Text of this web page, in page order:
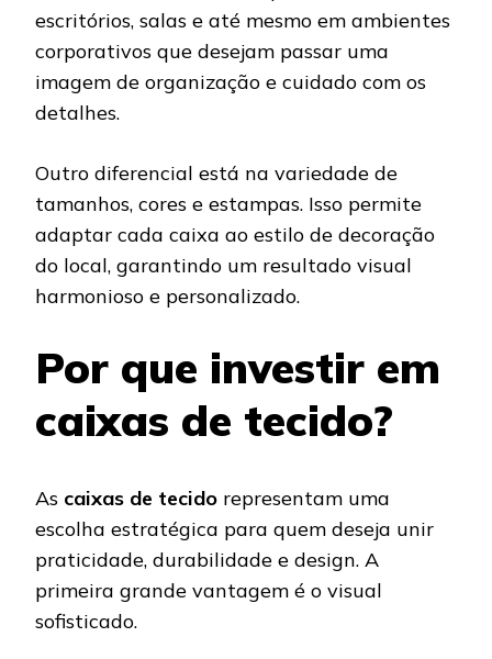
escritórios, salas e até mesmo em ambientes
corporativos que desejam passar uma
imagem de organização e cuidado com os
detalhes.
Outro diferencial está na variedade de
tamanhos, cores e estampas. Isso permite
adaptar cada caixa ao estilo de decoração
do local, garantindo um resultado visual
harmonioso e personalizado.
Por que investir em
caixas de tecido?
As caixas de tecido representam uma
escolha estratégica para quem deseja unir
praticidade, durabilidade e design. A
primeira grande vantagem é o visual
sofisticado.